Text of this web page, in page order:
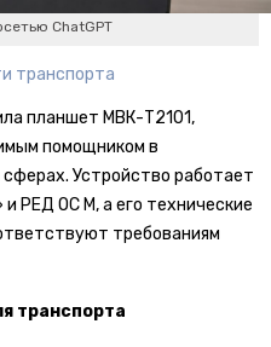
ChatGPT
транспорта
планшет МВК-Т2101,
помощником в
Устройство работает
РЕД ОС М, а его технические
требованиям
транспорта